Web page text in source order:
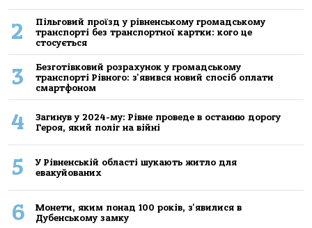
2
Пільговий проїзд у рівненському громадському
транспорті без транспортної картки: кого це
стосується
3
Безготівковий розрахунок у громадському
транспорті Рівного: з'явився новий спосіб оплати
смартфоном
4
Загинув у 2024-му: Рівне проведе в останню дорогу
Героя, який поліг на війні
5
У Рівненській області шукають житло для
евакуйованих
6
Монети, яким понад 100 років, з'явилися в
Дубенському замку